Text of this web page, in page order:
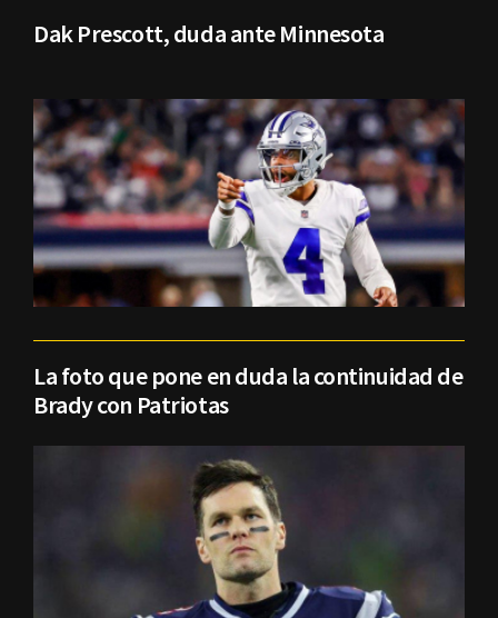
Dak Prescott, duda ante Minnesota
La foto que pone en duda la continuidad de
Brady con Patriotas